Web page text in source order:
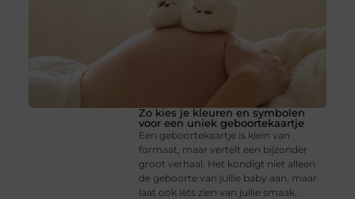
Zo kies je kleuren en symbolen
voor een uniek geboortekaartje
Een geboortekaartje is klein van
formaat, maar vertelt een bijzonder
groot verhaal. Het kondigt niet alleen
de geboorte van jullie baby aan, maar
laat ook iets zien van jullie smaak,